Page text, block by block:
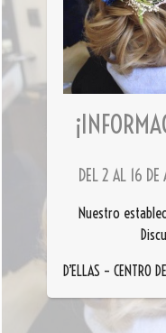
DEL 2 AL 16
Nuestro
D’ELLAS – CENTRO